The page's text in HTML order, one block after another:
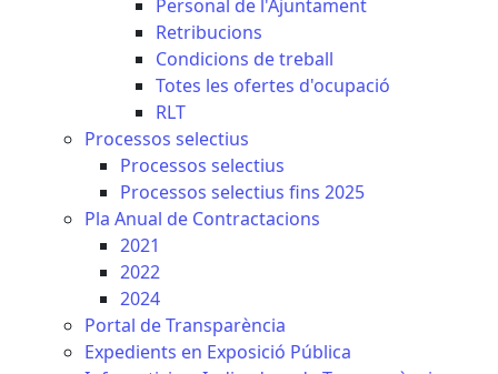
Personal de l'Ajuntament
Retribucions
Condicions de treball
Totes les ofertes d'ocupació
RLT
Processos selectius
Processos selectius
Processos selectius fins 2025
Pla Anual de Contractacions
2021
2022
2024
Portal de Transparència
Expedients en Exposició Pública